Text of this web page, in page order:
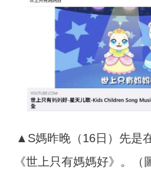
▲S媽昨晚（16日）先是
《世上只有媽媽好》。